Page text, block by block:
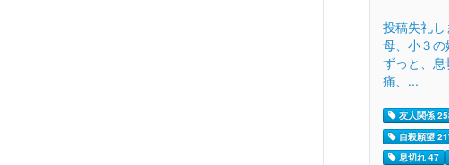
投稿失礼
母、小３
ずっと、
痛、...
友人関係
自殺願望
息切れ 47